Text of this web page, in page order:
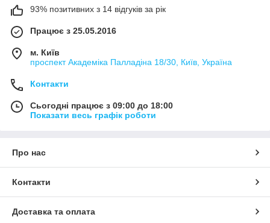
93% позитивних з 14 відгуків за рік
Працює з 25.05.2016
м. Київ
проспект Академіка Палладіна 18/30, Київ, Україна
Контакти
Сьогодні працює з 09:00 до 18:00
Показати весь графік роботи
Про нас
Контакти
Доставка та оплата